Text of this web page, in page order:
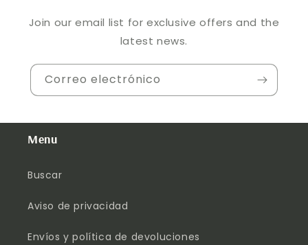
Join our email list for exclusive offers and the
latest news.
Correo electrónico
Menu
Buscar
Aviso de privacidad
Envíos y política de devoluciones